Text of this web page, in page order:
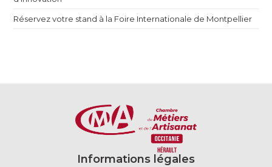
Réservez votre stand à la Foire Internationale de Montpellier
Informations légales